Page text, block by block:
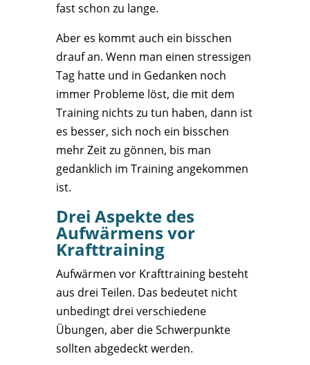
fast schon zu lange.
Aber es kommt auch ein bisschen
drauf an. Wenn man einen stressigen
Tag hatte und in Gedanken noch
immer Probleme löst, die mit dem
Training nichts zu tun haben, dann ist
es besser, sich noch ein bisschen
mehr Zeit zu gönnen, bis man
gedanklich im Training angekommen
ist.
Drei Aspekte des
Aufwärmens vor
Krafttraining
Aufwärmen vor Krafttraining besteht
aus drei Teilen. Das bedeutet nicht
unbedingt drei verschiedene
Übungen, aber die Schwerpunkte
sollten abgedeckt werden.